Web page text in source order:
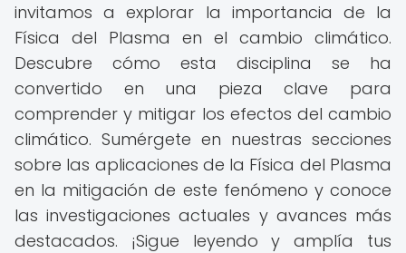
invitamos a explorar la importancia de la
Física del Plasma en el cambio climático.
Descubre cómo esta disciplina se ha
convertido en una pieza clave para
comprender y mitigar los efectos del cambio
climático. Sumérgete en nuestras secciones
sobre las aplicaciones de la Física del Plasma
en la mitigación de este fenómeno y conoce
las investigaciones actuales y avances más
destacados. ¡Sigue leyendo y amplía tus